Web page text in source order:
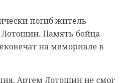
погиб житель
Лотошин. Память бойца
на мемориале в
Артем Лотошин не смог
а жители Мурино могли
окон.
поделился читатель
отделением Банка
Он встретился с
встречи. Стороны
уровня финансовой
мошенникам.